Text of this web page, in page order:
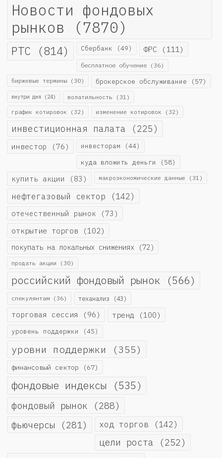
Новости фондовых
рынков (7870)
РТС (814) Сбербанк (49) ФРС (111)
бесплатное обучение (36)
биржевые термины (30) брокерское обслуживание (57)
внутри дня (24) волатильность (31)
график котировок (32) изменение котировок (32)
инвестиционная палата (225)
инвестор (76) инвесторам (44)
куда вложить деньги (58)
купить акции (83) макроэкономические данные (31)
нефтегазовый сектор (142)
отечественный рынок (73)
открытие торгов (102)
покупать на локальных снижениях (72)
продать акции (30)
российский фондовый рынок (566)
спекулянтам (36) теханализ (43)
торговая сессия (96) тренд (100)
уровень поддержки (45)
уровни поддержки (355)
финансовый сектор (67)
фондовые индексы (535)
фондовый рынок (288)
фьючерсы (281) ход торгов (142)
цели роста (252)